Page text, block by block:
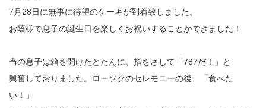
7月28日に無事に待望のケーキが到着致しました。
お蔭様で息子の誕生日を楽しくお祝いすることができました！
当の息子は箱を開けたとたんに、指をさして「787だ！」と
興奮しておりました。ローソクのセレモニーの後、「食べた
い！」